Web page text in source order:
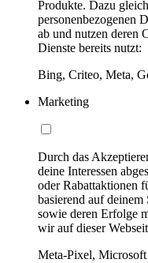
Produkte. Dazu
personenbezogenen
ab und nutzen deren
Dienste bereits nutzt:
Bing, Criteo, Meta,
Marketing
Durch das
deine Interessen
oder Rabattaktionen
basierend auf
sowie deren Erfolge
wir auf dieser
Meta-Pixel,